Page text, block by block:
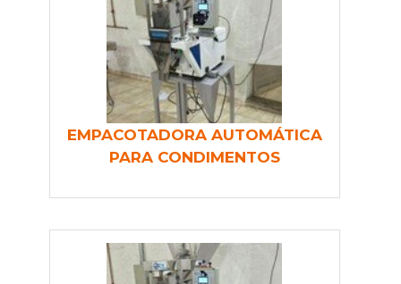
EMPACOTADORA AUTOMÁTICA
PARA CONDIMENTOS